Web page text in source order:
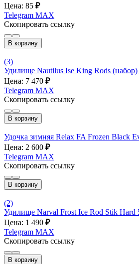
Цена: 85 ₽
Telegram MAX
Скопировать ссылку
В корзину
(3)
Удилище Nautilus Ise King Rods
Цена: 7 470 ₽
Telegram MAX
Скопировать ссылку
В корзину
Удочка зимняя Relax FA Frozen Black
Цена: 2 600 ₽
Telegram MAX
Скопировать ссылку
В корзину
(2)
Удилище Narval Frost Ice Rod Stik Hard
Цена: 1 490 ₽
Telegram MAX
Скопировать ссылку
В корзину